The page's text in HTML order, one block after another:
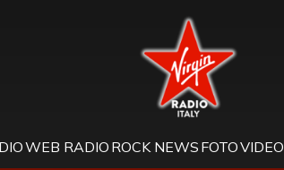
Virgin Radio
WEB RADIO ROCK NEWS FOTOVIDEO